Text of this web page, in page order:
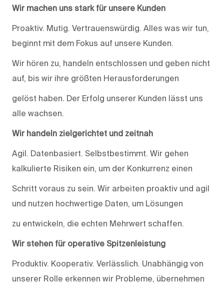
Wir machen uns stark für unsere Kunden
Proaktiv. Mutig. Vertrauenswürdig. Alles was wir tun,
beginnt mit dem Fokus auf unsere Kunden.
Wir hören zu, handeln entschlossen und geben nicht
auf, bis wir ihre größten Herausforderungen
gelöst haben. Der Erfolg unserer Kunden lässt uns
alle wachsen.
Wir handeln zielgerichtet und zeitnah
Agil. Datenbasiert. Selbstbestimmt. Wir gehen
kalkulierte Risiken ein, um der Konkurrenz einen
Schritt voraus zu sein. Wir arbeiten proaktiv und agil
und nutzen hochwertige Daten, um Lösungen
zu entwickeln, die echten Mehrwert schaffen.
Wir stehen für operative Spitzenleistung
Produktiv. Kooperativ. Verlässlich. Unabhängig von
unserer Rolle erkennen wir Probleme, übernehmen